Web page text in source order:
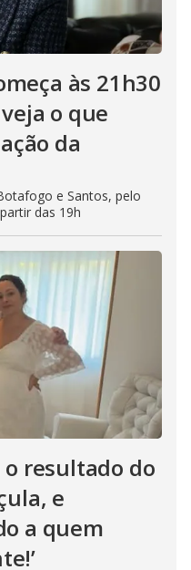
às 21h30
o que
da
e Santos, pelo
das 19h
o resultado do
e
a quem